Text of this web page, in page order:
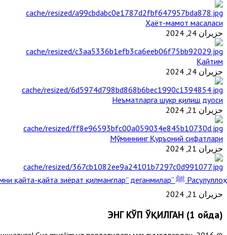
Ҳаёт-мамот масаласи
حزيران 24, 2024
Қайтим
حزيران 24, 2024
Неъматларга шукр қилиш дуоси
حزيران 21, 2024
Мўминнинг Қуръоний сифатлари
حزيران 21, 2024
Расулуллоҳ ﷺ “Қабримни қайта-қайта зиёрат қилманглар” деганмилар?
حزيران 21, 2024
ЭНГ КЎП ЎҚИЛГАН (1 ойда)